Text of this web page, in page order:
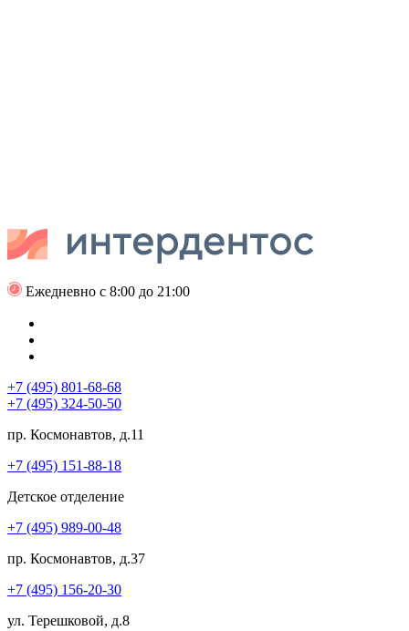
Ежедневно с 8:00 до 21:00
+7 (495) 801-68-68
+7 (495) 324-50-50
пр. Космонавтов, д.11
+7 (495) 151-88-18
Детское отделение
+7 (495) 989-00-48
пр. Космонавтов, д.37
+7 (495) 156-20-30
ул. Терешковой, д.8